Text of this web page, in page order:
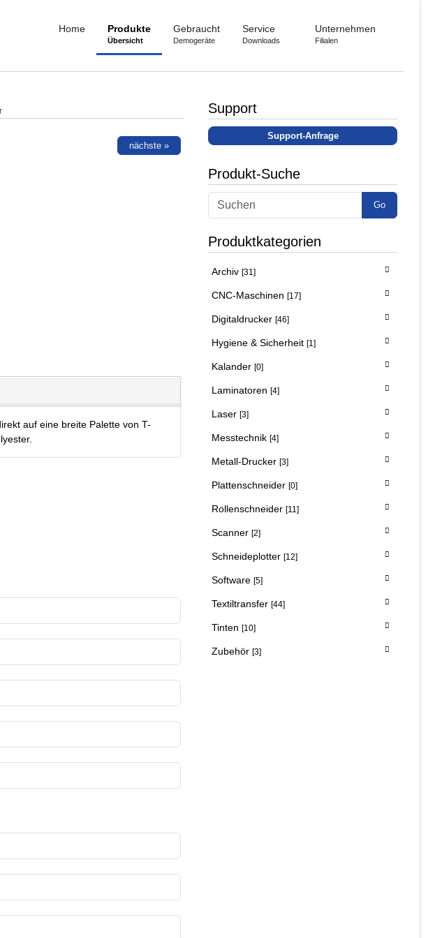
Home Produkte
Übersicht
Gebraucht
Demogeräte
Service
Downloads
Unternehmen
Filialen
nächste »
auf eine breite Palette von T-
Support
Support-Anfrage
Produkt-Suche
Go
Produktkategorien
Archiv [31]
CNC-Maschinen [17]
Digitaldrucker [46]
Hygiene & Sicherheit [1]
Kalander [0]
Laminatoren [4]
Laser [3]
Messtechnik [4]
Metall-Drucker [3]
Plattenschneider [0]
Rollenschneider [11]
Scanner [2]
Schneideplotter [12]
Software [5]
Textiltransfer [44]
Tinten [10]
Zubehör [3]